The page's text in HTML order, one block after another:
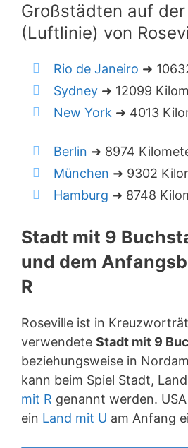
Großstädten auf
(Luftlinie) von
Rio de Janeiro ➜
Sydney ➜ 12099
New York ➜ 4013
Berlin ➜ 8974
München ➜ 9302
Hamburg ➜ 8748
Stadt mit 9
und dem
R
Roseville ist in
verwendete Stadt mit 9
beziehungsweise in
kann beim Spiel Stadt,
mit R genannt werden.
ein Land mit U am Anfang